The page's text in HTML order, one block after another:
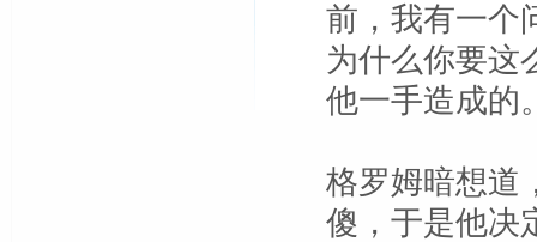
前，我有一个
为什么你要这
他一手造成的
格罗姆暗想道
傻，于是他决